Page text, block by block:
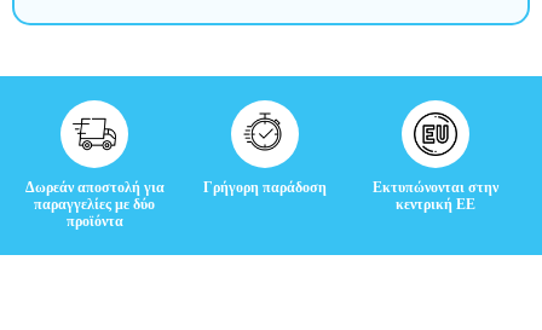
ς
Δωρεάν αποστολή για
παραγγελίες με δύο
προϊόντα
Γρήγορη παράδοση
Εκτυπώνονται στην
κεντρική ΕΕ